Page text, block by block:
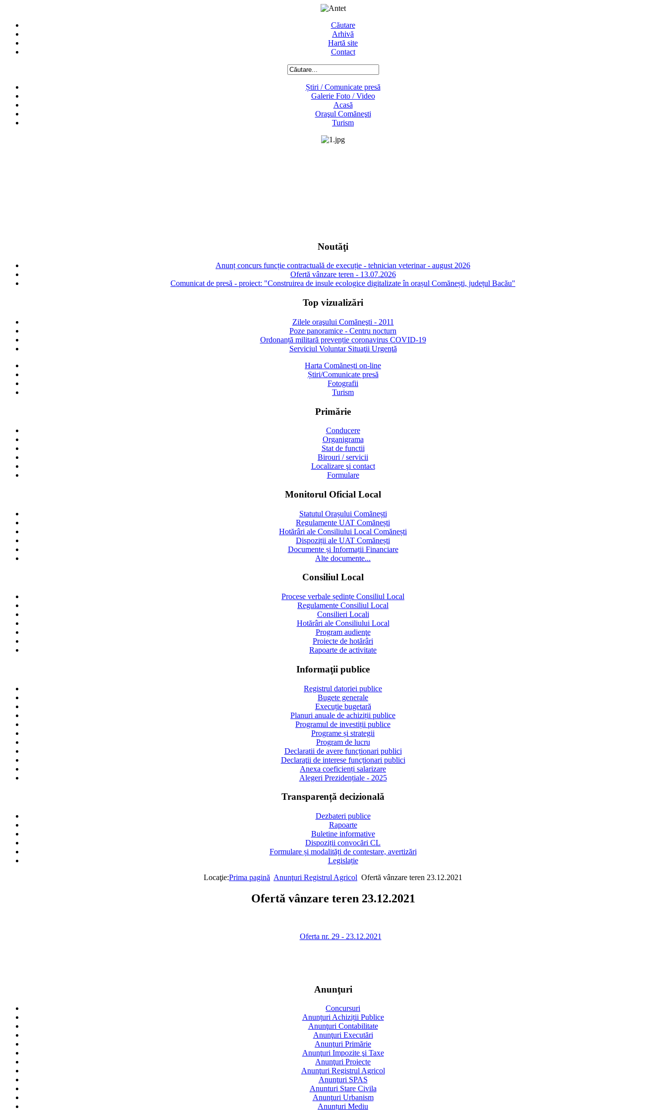
Căutare
Arhivă
Hartă site
Contact
Știri / Comunicate presă
Galerie Foto / Video
Acasă
Oraşul Comăneşti
Turism
Noutăţi
Anunț concurs funcție contractuală de execuție - tehnician veterinar - august 2026
Ofertă vânzare teren - 13.07.2026
Comunicat de presă - proiect: "Construirea de insule ecologice digitalizate în orașul Comănești, județul Bacău"
Top vizualizări
Zilele oraşului Comăneşti - 2011
Poze panoramice - Centru nocturn
Ordonanță militară prevenție coronavirus COVID-19
Serviciul Voluntar Situaţii Urgenţă
Harta Comănești on-line
Știri/Comunicate presă
Fotografii
Turism
Primărie
Conducere
Organigrama
Stat de functii
Birouri / servicii
Localizare şi contact
Formulare
Monitorul Oficial Local
Statutul Orașului Comănești
Regulamente UAT Comănești
Hotărâri ale Consiliului Local Comănești
Dispoziții ale UAT Comănești
Documente și Informații Financiare
Alte documente...
Consiliul Local
Procese verbale ședințe Consiliul Local
Regulamente Consiliul Local
Consilieri Locali
Hotărâri ale Consiliului Local
Program audienţe
Proiecte de hotărâri
Rapoarte de activitate
Informaţii publice
Registrul datoriei publice
Bugete generale
Execuție bugetară
Planuri anuale de achiziții publice
Programul de investiții publice
Programe și strategii
Program de lucru
Declaratii de avere funcționari publici
Declaraţii de interese funcționari publici
Anexa coeficienți salarizare
Alegeri Prezidențiale - 2025
Transparență decizională
Dezbateri publice
Rapoarte
Buletine informative
Dispoziții convocări CL
Formulare și modalități de contestare, avertizări
Legislație
Locaţie:Prima pagină Anunţuri Registrul Agricol Ofertă vânzare teren 23.12.2021
Ofertă vânzare teren 23.12.2021
Oferta nr. 29 - 23.12.2021
Anunţuri
Concursuri
Anunțuri Achiziții Publice
Anunţuri Contabilitate
Anunţuri Executări
Anunţuri Primărie
Anunţuri Impozite şi Taxe
Anunţuri Proiecte
Anunţuri Registrul Agricol
Anunţuri SPAS
Anunturi Stare Civila
Anunţuri Urbanism
Anunțuri Mediu